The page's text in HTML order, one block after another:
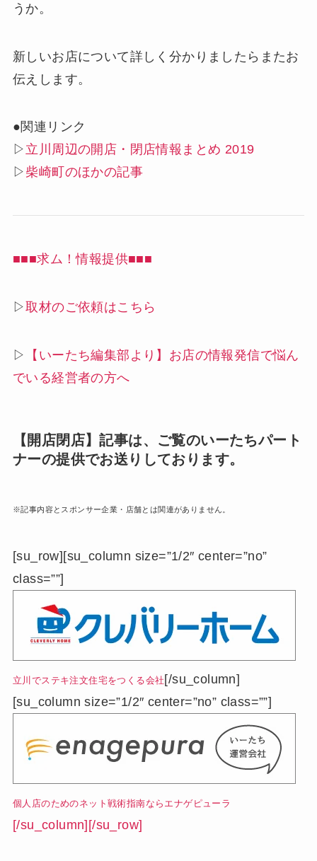
うか。
新しいお店について詳しく分かりましたらまたお
伝えします。
●関連リンク
▷ 立川周辺の開店・閉店情報まとめ 2019
▷ 柴崎町のほかの記事
■■■求ム！情報提供■■■
▷取材のご依頼はこちら
▷
【いーたち編集部より】お店の情報発信で悩ん
でいる経営者の方へ
【開店閉店】記事は、ご覧のいーたちパート
ナーの提供でお送りしております。
※記事内容とスポンサー企業・店舗とは関連がありません。
[su_row][su_column size=”1/2″ center=”no”
class=””]
立川でステキ注文住宅をつくる会社 [/su_column]
[su_column size=”1/2″ center=”no” class=””]
個人店のためのネット戦術指南ならエナゲピューラ
[/su_column][/su_row]